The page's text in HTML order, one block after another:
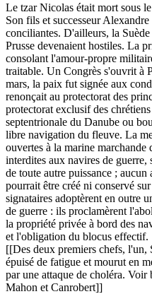
Le tzar Nicolas était mort sous
Son fils et successeur
conciliantes. D'ailleurs, la
Prusse devenaient hostiles. La
consolant l'amour-propre
traitable. Un Congrès s'ouvrit à
mars, la paix fut signée aux
renonçait au protectorat des
protectorat exclusif des
septentrionale du Danube ou
libre navigation du fleuve. La
ouvertes à la marine marchande
interdites aux navires de guerre,
de toute autre puissance ; aucun
pourrait être créé ni conservé
signataires adoptèrent en outre
de guerre : ils proclamèrent
la propriété privée à bord des
et l'obligation du blocus effectif.
[[Des deux premiers chefs,
épuisé de fatigue et mourut en
par une attaque de choléra.
Mahon et Canrobert]]